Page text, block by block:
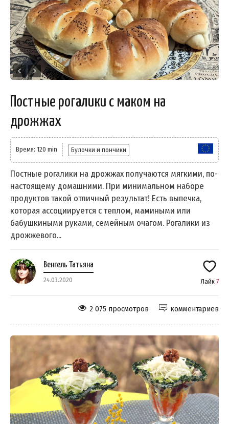
Постные рогалики с маком на
дрожжах
Время: 120 min Булочки и пончики
Постные рогалики на дрожжах получаются мягкими, по-
настоящему домашними. При минимальном наборе
продуктов такой отличный результат! Есть выпечка,
которая ассоциируется с теплом, мамиными или
бабушкиными руками, семейным очагом. Рогалики из
дрожжевого...
Венгель Татьяна
24.03.2020 Лайк 7
комментариев
2 075 просмотров